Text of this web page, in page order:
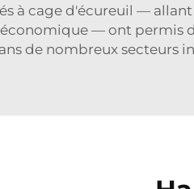
à cage d'écureuil —
— ont permis
de nombreux secteurs